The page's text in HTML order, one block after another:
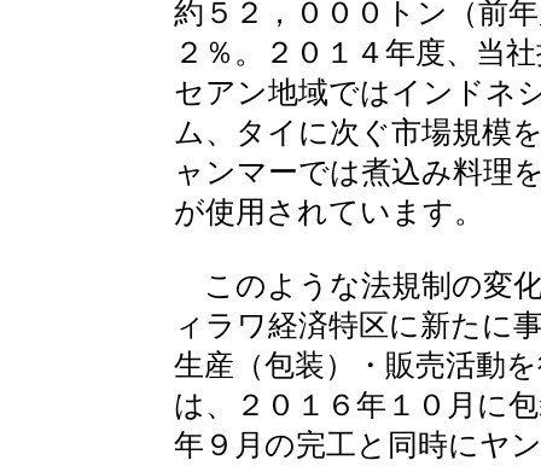
約５２，０００トン（前
２％。２０１４年度、当
セアン地域ではインドネ
ム、タイに次ぐ市場規模
ャンマーでは煮込み料理
が使用されています。
このような法規制の変
ィラワ経済特区に新たに
生産（包装）・販売活動
は、２０１６年１０月に
年９月の完工と同時にヤ